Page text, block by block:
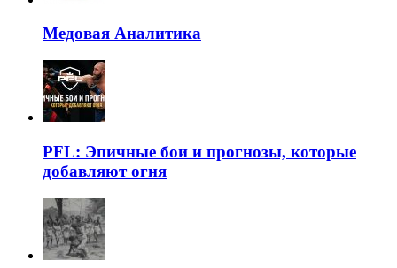
Медовая Аналитика
PFL: Эпичные бои и прогнозы, которые
добавляют огня